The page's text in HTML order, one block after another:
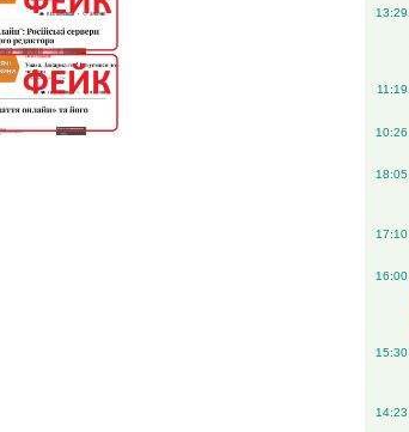
13:29
11:19
10:26
18:05
17:10
16:00
15:30
14:23